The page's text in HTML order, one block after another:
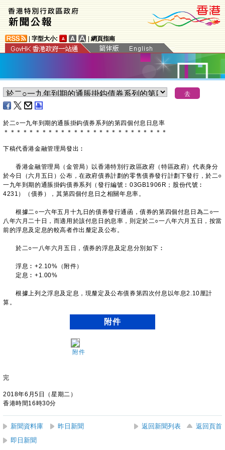
字型大小: 網頁指南
於二○一九年到期的通脹掛鈎債券系列的第四個付息日息率
＊ ＊ ＊ ＊ ＊ ＊ ＊ ＊ ＊ ＊ ＊ ＊ ＊ ＊ ＊ ＊ ＊ ＊ ＊ ＊ ＊ ＊ ＊ ＊ ＊ ＊
下稿代香港金融管理局發出︰
香港金融管理局（金管局）以香港特別行政區政府（特區政府）代表身分
於今日（六月五日）公布，在政府債券計劃的零售債券發行計劃下發行，於二○
一九年到期的通脹掛鈎債券系列（發行編號︰03GB1906R；股份代號︰
4231）（債券），其第四個付息日之相關年息率。
根據二○一六年五月十九日的債券發行通函，債券的第四個付息日為二○一
八年六月二十日，而適用於該付息日的息率，則定於二○一八年六月五日，按當
前的浮息及定息的較高者作出釐定及公布。
於二○一八年六月五日，債券的浮息及定息分別如下︰
浮息︰+2.10%（附件）
定息︰+1.00%
根據上列之浮息及定息，現釐定及公布債券第四次付息以年息2.10厘計
算。
附件
附件
完
2018年6月5日（星期二）
香港時間16時30分
新聞資料庫 昨日新聞 返回新聞列表
返回頁首
即日新聞